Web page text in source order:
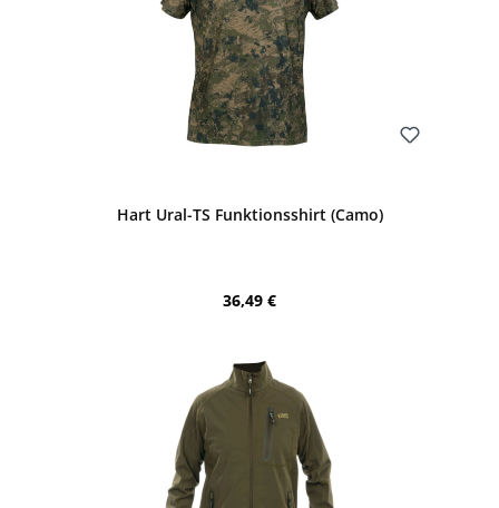
Hart Ural-TS Funktionsshirt (Camo)
Regulärer Preis:
36,49 €